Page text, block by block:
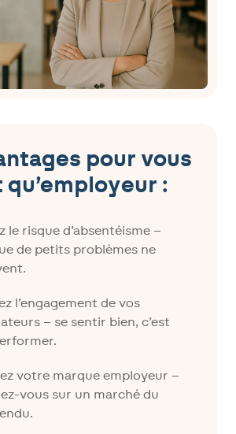
pour vous
:
le risque d’absentéisme –
de petits problèmes ne
l’engagement de vos
– se sentir bien, c’est
votre marque employeur –
vous sur un marché du